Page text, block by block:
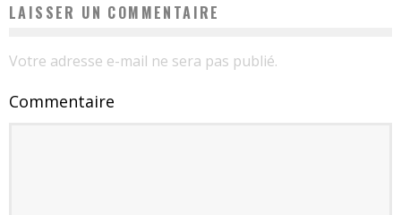
LAISSER UN COMMENTAIRE
Votre adresse e-mail ne sera pas publié.
Commentaire